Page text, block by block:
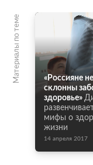
Материалы по теме
«Россияне
склонны
здоровье»
мифы о
жизни
14 апреля 2017